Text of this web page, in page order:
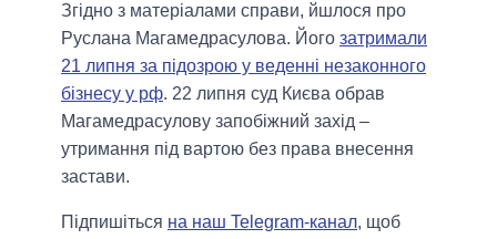
Згідно з матеріалами справи, йшлося про
Руслана Магамедрасулова. Його затримали
21 липня за підозрою у веденні незаконного
бізнесу у рф. 22 липня суд Києва обрав
Магамедрасулову запобіжний захід –
утримання під вартою без права внесення
застави.
Підпишіться на наш Telegram-канал, щоб